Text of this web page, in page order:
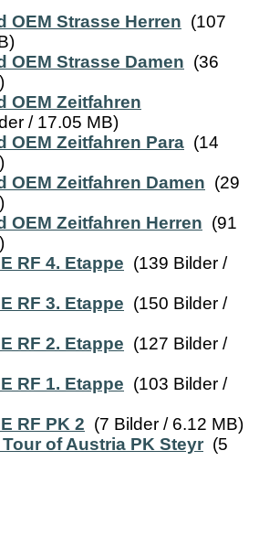
OEM Strasse Herren (107
OEM Strasse Damen (36
OEM Zeitfahren
/ 17.05 MB)
OEM Zeitfahren Para (14
OEM Zeitfahren Damen (29
OEM Zeitfahren Herren (91
RF 4. Etappe (139 Bilder /
RF 3. Etappe (150 Bilder /
RF 2. Etappe (127 Bilder /
RF 1. Etappe (103 Bilder /
RF PK 2 (7 Bilder / 6.12 MB)
Tour of Austria PK Steyr (5